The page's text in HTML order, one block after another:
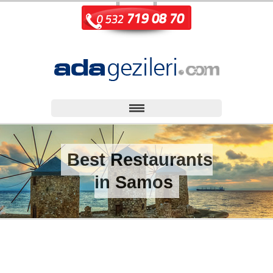
Best Restaurants
in Samos